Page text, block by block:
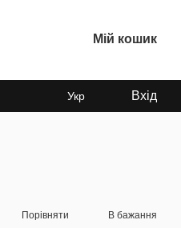
Мій кошик
Укр Вхід
Порівняти В бажання